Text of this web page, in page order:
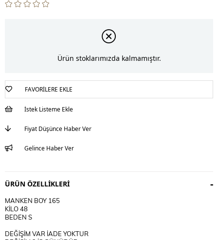
Ürün stoklarımızda kalmamıştır.
FAVORILERE EKLE
İstek Listeme Ekle
Fiyat Düşünce Haber Ver
Gelince Haber Ver
ÜRÜN ÖZELLIKLERI
MANKEN BOY 165
KİLO 48
BEDEN S
DEĞİŞİM VAR İADE YOKTUR